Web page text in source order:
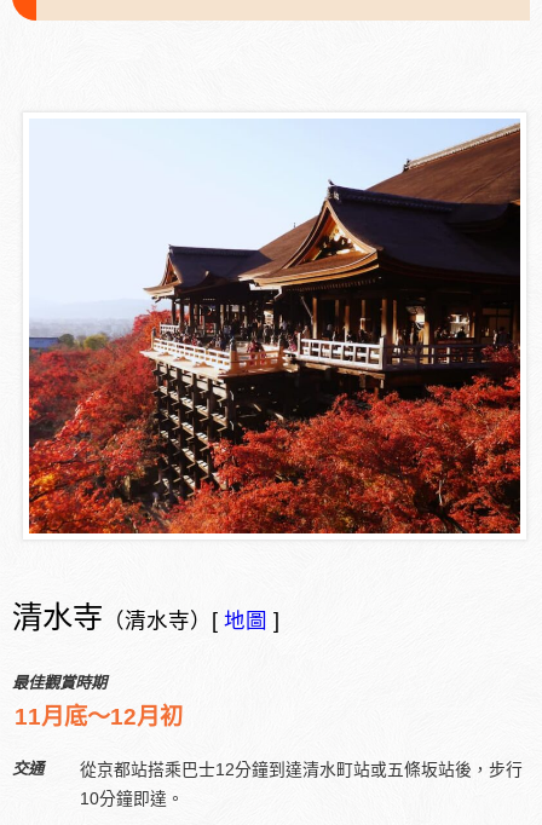
清水寺 （清水寺）[ 地圖 ]
最佳觀賞時期
11月底～12月初
交通
從京都站搭乘巴士12分鐘到達清水町站或五條坂站後，步行
10分鐘即達。